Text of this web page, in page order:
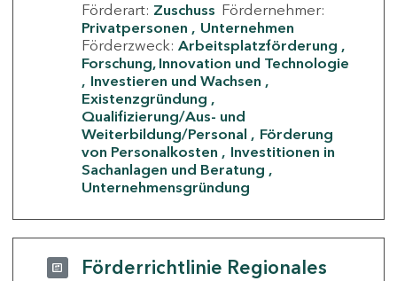
Förderart: Zuschuss Fördernehmer:
Privatpersonen
Unternehmen
Förderzweck: Arbeitsplatzförderung
Forschung, Innovation und Technologie
Investieren und Wachsen
Existenzgründung
Qualifizierung/Aus- und
Weiterbildung/Personal
Förderung
von Personalkosten
Investitionen in
Sachanlagen und Beratung
Unternehmensgründung
Förderrichtlinie Regionales